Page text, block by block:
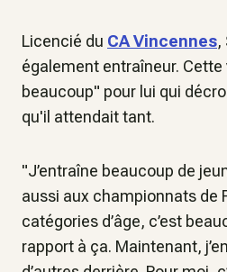
Licencié du CA Vincennes,
également entraîneur. Cette
beaucoup" pour lui qui
qu'il attendait tant.
"J’entraîne beaucoup de
aussi aux championnats de
catégories d’âge, c’est
rapport à ça. Maintenant,